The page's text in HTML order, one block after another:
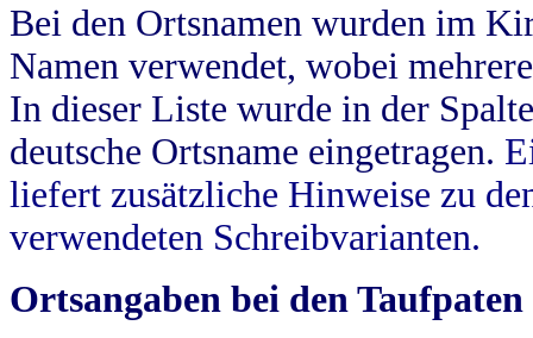
Bei den Ortsnamen wurden im
Namen verwendet, wobei
In dieser Liste wurde in der
deutsche Ortsname eingetragen.
liefert zusätzliche Hinweise zu
verwendeten Schreibvarianten.
Ortsangaben bei den Taufpaten